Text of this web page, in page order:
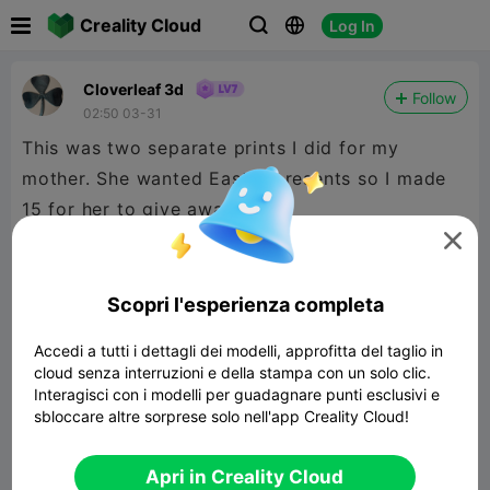
Creality Cloud   Log In
Cloverleaf 3d
02:50 03-31
Follow
This was two separate prints I did for my
mother. She wanted Easter presents so I made
15 for her to give away.

Scopri l'esperienza completa
Accedi a tutti i dettagli dei modelli, approfitta del taglio in
cloud senza interruzioni e della stampa con un solo clic.
Interagisci con i modelli per guadagnare punti esclusivi e
sbloccare altre sorprese solo nell'app Creality Cloud!
Apri in Creality Cloud